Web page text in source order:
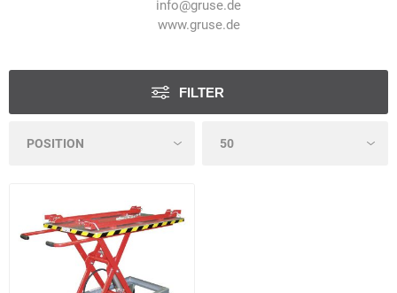
info@gruse.de
www.gruse.de
FILTER